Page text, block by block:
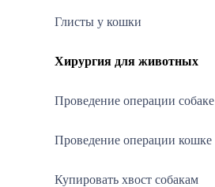
Глисты у кошки
Хирургия для животных
Проведение операции собаке
Проведение операции кошке
Купировать хвост собакам